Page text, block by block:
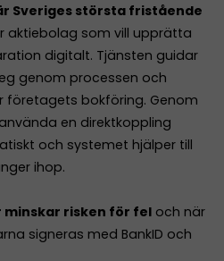
Sveriges största fristående
aktiebolag som vill upprätta
digitalt. Tjänsten guidar
genom processen och
företagets bokföring. Genom
en direktkoppling
och systemet hjälper till
ihop.
risken för fel och när
signeras med BankID och